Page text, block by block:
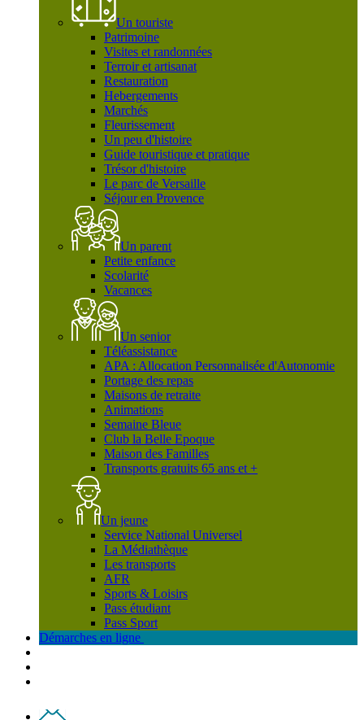
Un touriste
Patrimoine
Visites et randonnées
Terroir et artisanat
Restauration
Hebergements
Marchés
Fleurissement
Un peu d'histoire
Guide touristique et pratique
Trésor d'histoire
Le parc de Versaille
Séjour en Provence
Un parent
Petite enfance
Scolarité
Vacances
Un senior
Téléassistance
APA : Allocation Personnalisée d'Autonomie
Portage des repas
Maisons de retraite
Animations
Semaine Bleue
Club la Belle Epoque
Maison des Familles
Transports gratuits 65 ans et +
Un jeune
Service National Universel
La Médiathèque
Les transports
AFR
Sports & Loisirs
Pass étudiant
Pass Sport
Démarches en ligne
Contact